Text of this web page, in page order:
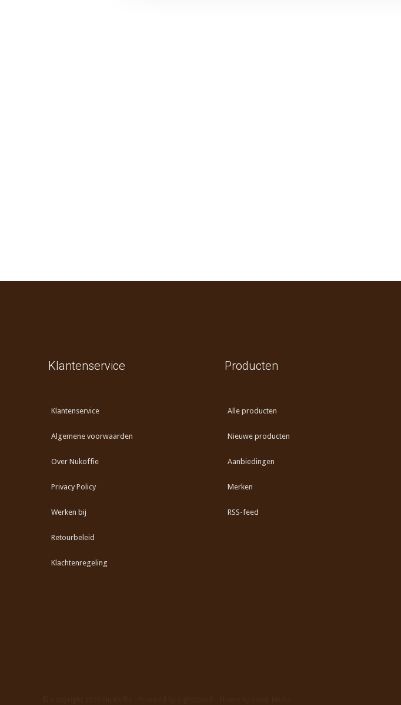
Klantenservice
Klantenservice
Algemene voorwaarden
Over Nukoffie
Privacy Policy
Werken bij
Retourbeleid
Klachtenregeling
Producten
Alle producten
Nieuwe producten
Aanbiedingen
Merken
RSS-feed